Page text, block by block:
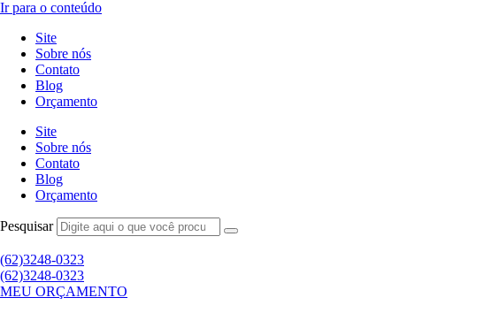
Ir para o conteúdo
Site
Sobre nós
Contato
Blog
Orçamento
Site
Sobre nós
Contato
Blog
Orçamento
Pesquisar
(62)3248-0323
(62)3248-0323
MEU ORÇAMENTO